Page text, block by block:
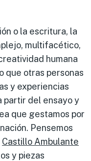
o la escritura, la
multifacético,
humana
que otras personas
y experiencias
partir del ensayo y
que gestamos por
Pensemos
Castillo Ambulante
y piezas